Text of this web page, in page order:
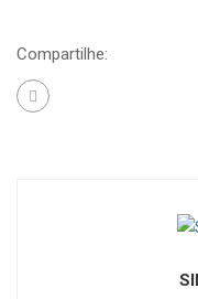
Compartilhe: